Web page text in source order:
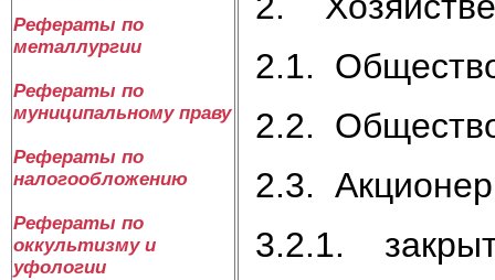
Рефераты по
металлургии
Рефераты по
муниципальному праву
Рефераты по
налогообложению
Рефераты по
оккультизму и
уфологии
2.1.
2.2.
2.3.
3.2.1.